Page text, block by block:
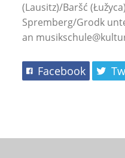
(Lausitz)/Baršć
Spremberg/Grodk
an
Facebook